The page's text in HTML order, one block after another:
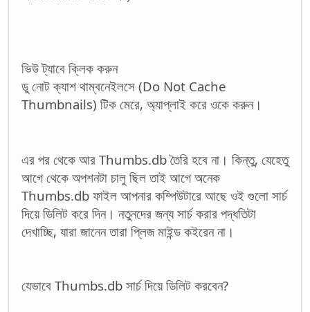
ভিউ ট্যাবে ক্লিক করুন
ডু নোট ক্যাশ থাম্বনেইলসে (Do Not Cache
Thumbnails) টিক মেরে, অ্যাপ্লাই করে ওকে করুন।
এর পর থেকে আর Thumbs.db তৈরি হবে না। কিন্তু, যেহেতু
আগে থেকে অপশনটা চালু ছিল তাই আগে অনেক
Thumbs.db ফাইল আপনার কম্পিউটারে আছে ওই গুলো সার্চ
দিয়ে ডিলিট করে দিন। নতুনদের জন্য সার্চ করার পদ্ধতিটা
দেখাচ্ছি, যারা জানেন তারা প্লিজ মাইন্ড কইরেন না।
যেভাবে Thumbs.db সার্চ দিয়ে ডিলিট করবেন?